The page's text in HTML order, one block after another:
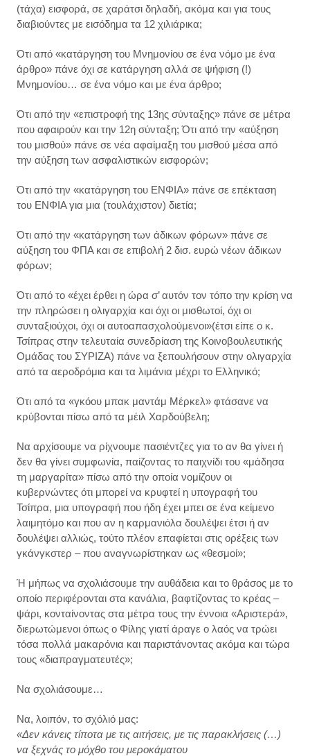
(τάχα) εισφορά, σε χαράτσι δηλαδή, ακόμα και για τους
διαβιούντες με εισόδημα τα 12 χιλιάρικα;
Ότι από «κατάργηση του Μνημονίου σε ένα νόμο με ένα
άρθρο» πάνε όχι σε κατάργηση αλλά σε ψήφιση (!)
Μνημονίου… σε ένα νόμο και με ένα άρθρο;
Ότι από την «επιστροφή της 13ης σύνταξης» πάνε σε μέτρα
που αφαιρούν και την 12η σύνταξη; Ότι από την «αύξηση
του μισθού» πάνε σε νέα αφαίμαξη του μισθού μέσα από
την αύξηση των ασφαλιστικών εισφορών;
Ότι από την «κατάργηση του ΕΝΦΙΑ» πάνε σε επέκταση
του ΕΝΦΙΑ για μια (τουλάχιστον) διετία;
Ότι από την «κατάργηση των άδικων φόρων» πάνε σε
αύξηση του ΦΠΑ και σε επιβολή 2 δισ. ευρώ νέων άδικων
φόρων;
Ότι από το «έχει έρθει η ώρα σ’ αυτόν τον τόπο την κρίση να
την πληρώσει η ολιγαρχία και όχι οι μισθωτοί, όχι οι
συνταξιούχοι, όχι οι αυτοαπασχολούμενοι»(έτσι είπε ο κ.
Τσίπρας στην τελευταία συνεδρίαση της Κοινοβουλευτικής
Ομάδας του ΣΥΡΙΖΑ) πάνε να ξεπουλήσουν στην ολιγαρχία
από τα αεροδρόμια και τα λιμάνια μέχρι το Ελληνικό;
Ότι από τα «γκόου μπακ μαντάμ Μέρκελ» φτάσανε να
κρύβονται πίσω από τα μέιλ Χαρδούβελη;
Να αρχίσουμε να ρίχνουμε πασιέντζες για το αν θα γίνει ή
δεν θα γίνει συμφωνία, παίζοντας το παιχνίδι του «μάδησα
τη μαργαρίτα» πίσω από την οποία νομίζουν οι
κυβερνώντες ότι μπορεί να κρυφτεί η υπογραφή του
Τσίπρα, μια υπογραφή που ήδη έχει μπει σε ένα κείμενο
λαιμητόμο και που αν η καρμανιόλα δουλέψει έτσι ή αν
δουλέψει αλλιώς, τούτο πλέον επαφίεται στις ορέξεις των
γκάνγκστερ – που αναγνωρίστηκαν ως «θεσμοί»;
Ή μήπως να σχολιάσουμε την αυθάδεια και το θράσος με το
οποίο περιφέρονται στα κανάλια, βαφτίζοντας το κρέας –
ψάρι, κονταίνοντας στα μέτρα τους την έννοια «Αριστερά»,
διερωτώμενοι όπως ο Φίλης γιατί άραγε ο λαός να τρώει
τόσα πολλά μακαρόνια και παριστάνοντας ακόμα και τώρα
τους «διαπραγματευτές»;
Να σχολιάσουμε…
Να, λοιπόν, το σχόλιό μας:
«Δεν κάνεις τίποτα με τις αιτήσεις, με τις παρακλήσεις (…)
να ξεχνάς το μόχθο του μεροκάματου